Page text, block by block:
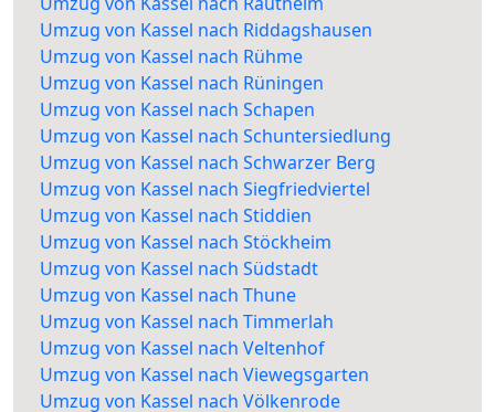
Umzug von Kassel nach Riddagshausen
Umzug von Kassel nach Rühme
Umzug von Kassel nach Rüningen
Umzug von Kassel nach Schapen
Umzug von Kassel nach Schuntersiedlung
Umzug von Kassel nach Schwarzer Berg
Umzug von Kassel nach Siegfriedviertel
Umzug von Kassel nach Stiddien
Umzug von Kassel nach Stöckheim
Umzug von Kassel nach Südstadt
Umzug von Kassel nach Thune
Umzug von Kassel nach Timmerlah
Umzug von Kassel nach Veltenhof
Umzug von Kassel nach Viewegsgarten
Umzug von Kassel nach Völkenrode